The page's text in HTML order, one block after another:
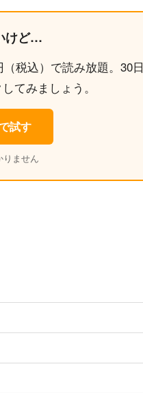
けど…
税込）で読み放題。30
てみましょう。
試す
ません